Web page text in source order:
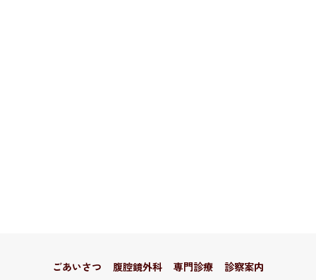
ごあいさつ 腹腔鏡外科 専門診療 診察案内